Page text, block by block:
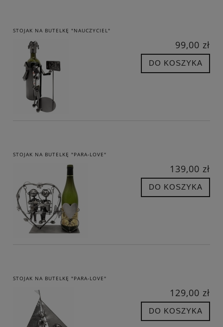
STOJAK NA BUTELKĘ "NAUCZYCIEL"
99,00 zł
DO KOSZYKA
STOJAK NA BUTELKĘ "PARA-LOVE"
139,00 zł
DO KOSZYKA
STOJAK NA BUTELKĘ "PARA-LOVE"
129,00 zł
DO KOSZYKA